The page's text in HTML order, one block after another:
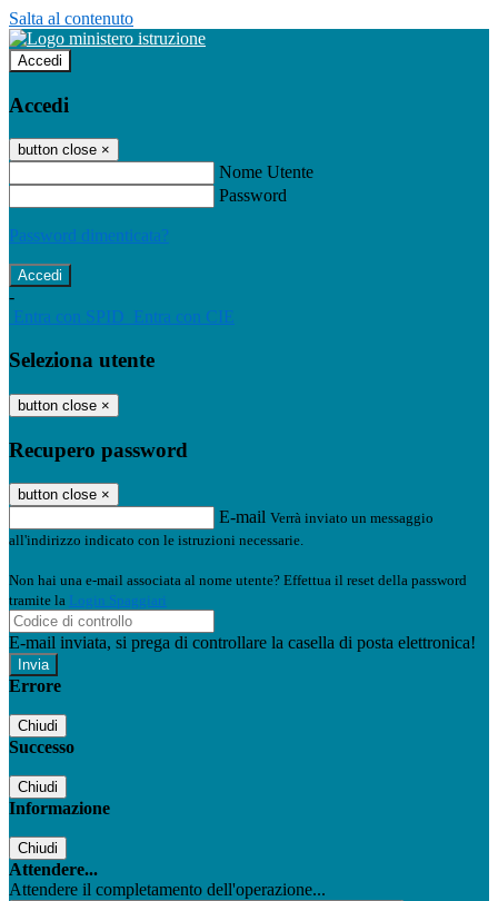
Salta al contenuto
Accedi
Accedi
button close ×
Nome Utente
Password
Password dimenticata?
-
Entra con SPID Entra con CIE
Seleziona utente
button close ×
Recupero password
button close ×
E-mail Verrà inviato un messaggio
all'indirizzo indicato con le istruzioni necessarie.
Non hai una e-mail associata al nome utente? Effettua il reset della password
tramite la Login Spaggiari
E-mail inviata, si prega di controllare la casella di posta elettronica!
Errore
Chiudi
Successo
Chiudi
Informazione
Chiudi
Attendere...
Attendere il completamento dell'operazione...